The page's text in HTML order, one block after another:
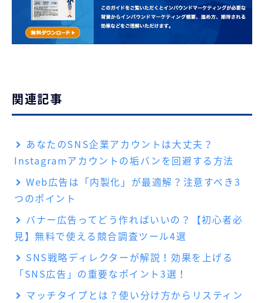
関連記事
あなたのSNS企業アカウントは大丈夫？
Instagramアカウントの垢バンを回避する方法
Web広告は「内製化」が最適解？注意すべき3
つのポイント
バナー広告ってどう作ればいいの？【初心者必
見】無料で使える競合調査ツール4選
SNS戦略ディレクターが解説！効果を上げる
「SNS広告」の重要なポイント3選！
マッチタイプとは？使い分け方からリスティン